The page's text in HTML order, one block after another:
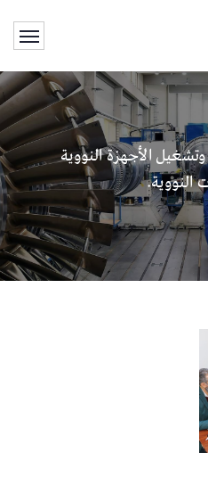
الأجهزة النووية
النووية.